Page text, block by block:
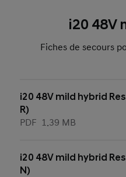
i20 48V
Fiches de secours
i20 48V mild hybrid
R)
PDF 1.39 MB
i20 48V mild hybrid
N)